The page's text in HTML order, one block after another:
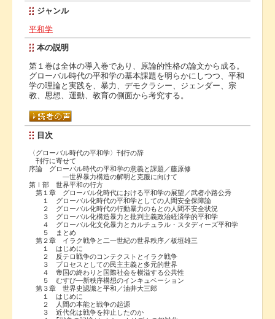
ジャンル
平和学
本の説明
第１巻は全体の導入巻であり、原論的性格の論文から成る。
グローバル時代の平和学の基本課題を明らかにしつつ、平和
学の理論と実践を、暴力、デモクラシー、ジェンダー、宗
教、思想、運動、教育の側面から考究する。
目次
〈グローバル時代の平和学〉刊行の辞
刊行に寄せて
序論 グローバル時代の平和学の意義と課題／藤原修
―世界暴力構造の解明と克服に向けて
第Ⅰ部 世界平和の行方
第１章 グローバル化時代における平和学の展望／武者小路公秀
１ グローバル化時代の平和学としての人間安全保障論
２ グローバル化時代の行動暴力のもとの人間不安全状況
３ グローバル化構造暴力と批判主義政治経済学的平和学
４ グローバル化文化暴力とカルチュラル・スタディーズ平和学
５ まとめ
第２章 イラク戦争と二一世紀の世界秩序／板垣雄三
１ はじめに
２ 反テロ戦争のコンテクストとイラク戦争
３ プロセスとしての民主主義と多元的世界
４ 帝国の終わりと国際社会を横溢する公共性
５ むすび―新秩序構想のインキュベーション
第３章 世界史認識と平和／油井大三郎
１ はじめに
２ 人間の本能と戦争の起源
３ 近代化は戦争を抑止したのか